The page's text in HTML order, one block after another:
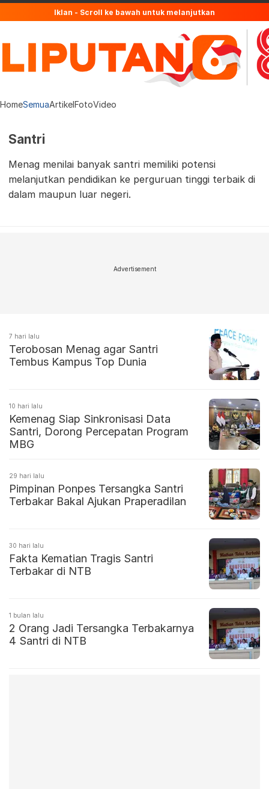
Iklan - Scroll ke bawah untuk melanjutkan
HomeSemuaArtikelFotoVideo
Santri
Menag menilai banyak santri memiliki potensi
melanjutkan pendidikan ke perguruan tinggi terbaik di
dalam maupun luar negeri.
Advertisement
7 hari lalu
Terobosan Menag agar Santri
Tembus Kampus Top Dunia
10 hari lalu
Kemenag Siap Sinkronisasi Data
Santri, Dorong Percepatan Program
MBG
29 hari lalu
Pimpinan Ponpes Tersangka Santri
Terbakar Bakal Ajukan Praperadilan
30 hari lalu
Fakta Kematian Tragis Santri
Terbakar di NTB
1 bulan lalu
2 Orang Jadi Tersangka Terbakarnya
4 Santri di NTB